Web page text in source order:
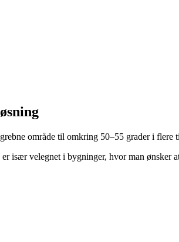
område til omkring 50–55 grader i
især velegnet i bygninger, hvor man ønsker